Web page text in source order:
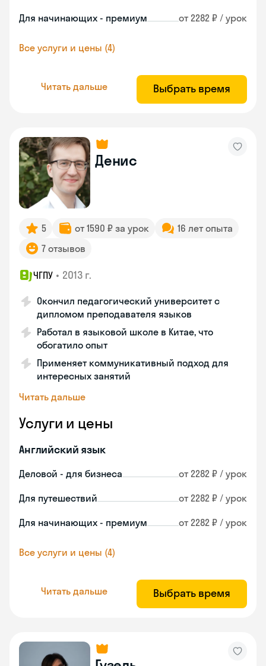
Для начинающих - премиум от 2282 ₽ / урок
Все услуги и цены (4)
Читать дальше Выбрать время
Денис
5 от 1590 ₽ за урок
16 лет опыта
7 отзывов
ЧГПУ • 2013 г.
Окончил педагогический университет с
дипломом преподавателя языков
Работал в языковой школе в Китае, что
обогатило опыт
Применяет коммуникативный подход для
интересных занятий
Читать дальше
Услуги и цены
Английский язык
Деловой - для бизнеса от 2282 ₽ / урок
Для путешествий от 2282 ₽ / урок
Для начинающих - премиум от 2282 ₽ / урок
Все услуги и цены (4)
Читать дальше Выбрать время